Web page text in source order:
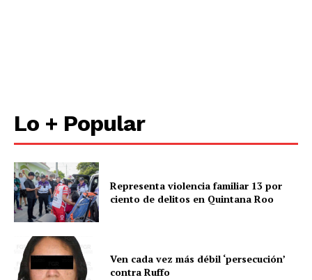
Lo + Popular
Representa violencia familiar 13 por
ciento de delitos en Quintana Roo
Ven cada vez más débil ‘persecución’
contra Ruffo